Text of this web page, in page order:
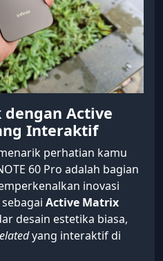
Active
Interaktif
perhatian kamu
60 Pro adalah bagian
inovasi
Active Matrix
desain estetika biasa,
yang interaktif di